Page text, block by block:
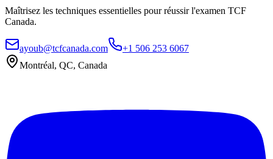
Maîtrisez les techniques essentielles pour réussir l'examen TCF
Canada.
ayoub@tcfcanada.com
+1 506 253 6067
Montréal, QC, Canada